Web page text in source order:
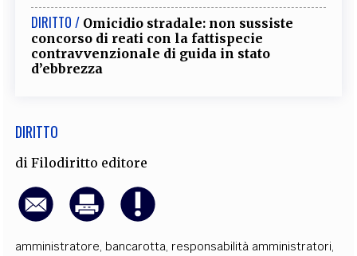
DIRITTO / Omicidio stradale: non sussiste
concorso di reati con la fattispecie
contravvenzionale di guida in stato
d’ebbrezza
DIRITTO
diFilodiritto editore
amministratore,bancarotta, responsabilità amministratori,